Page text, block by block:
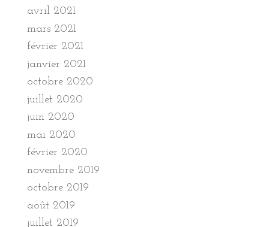
avril 2021
mars 2021
février 2021
janvier 2021
octobre 2020
juillet 2020
juin 2020
mai 2020
février 2020
novembre 2019
octobre 2019
août 2019
juillet 2019